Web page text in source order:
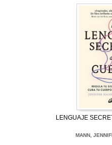
LENGUAJE
MANN,